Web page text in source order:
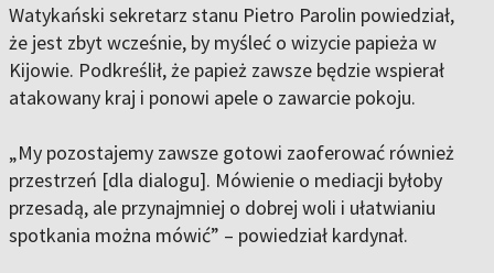
Watykański sekretarz stanu Pietro Parolin powiedział,
że jest zbyt wcześnie, by myśleć o wizycie papieża w
Kijowie. Podkreślił, że papież zawsze będzie wspierał
atakowany kraj i ponowi apele o zawarcie pokoju.
„My pozostajemy zawsze gotowi zaoferować również
przestrzeń [dla dialogu]. Mówienie o mediacji byłoby
przesadą, ale przynajmniej o dobrej woli i ułatwianiu
spotkania można mówić” – powiedział kardynał.